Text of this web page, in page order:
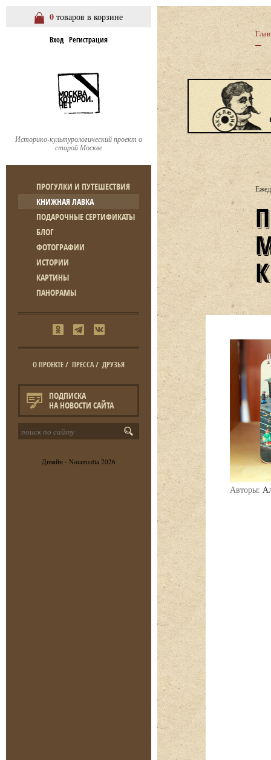
0 товаров в корзине
Вход Регистрация
Историко-культурологический проект о
старой Москве
ПРОГУЛКИ И ПУТЕШЕСТВИЯ
КНИЖНАЯ ЛАВКА
ПОДАРОЧНЫЕ СЕРТИФИКАТЫ
БЛОГ
ФОТОГРАФИИ
ИСТОРИИ
КАРТИНЫ
ПАНОРАМЫ
О ПРОЕКТЕ/ ПРЕССА/ ДРУЗЬЯ
ПОДПИСКА
НА НОВОСТИ САЙТА
Дизайн - Notamedia 2026
ПРОГУЛКА ПО
Авторы: